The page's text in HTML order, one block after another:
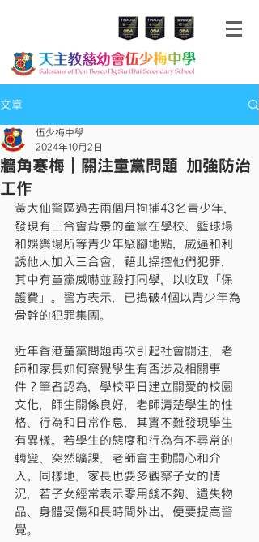
文章
牆角寒梅｜關注童黨問題 加強防治
工作
伍少梅中學
2024年10月2日
黃大仙警區過去兩個月拘捕43名青少年，
發現有三合會背景的童黨在學校、籃球場
和娛樂場所等青少年聚腳地點，威逼和利
誘他人加入三合會，藉此操控他們犯罪，
其中有童黨威嚇並毆打同學，以收取「保
護費」。警方表示，已搗破4個以青少年為
骨幹的犯罪集團。
近年香港童黨問題再次引起社會關注，老
師和家長如何察覺學生有否涉及相關事
件？筆者認為，學校平日建立關愛的校園
文化，師生關係良好，老師清楚學生的性
格、行為和日常作息，其實不難發現學生
有異樣。若學生的態度和行為有不尋常的
轉變、突然曠課，老師會主動關心和介
入。同樣地，家長也要多觀察子女的情
況，若子女經常表示零用錢不夠、遺失物
品、身體受傷和長時間外出，便要提高警
覺。